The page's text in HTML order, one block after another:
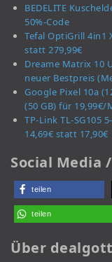
BEDELITE
50%-Code
Tefal OptiGrill 4in1
statt 279,99€
Dreame Matrix 10
neuer Bestpreis
Google Pixel 10a
(50 GB) für
TP-Link TL-SG105
14,69€ statt 17,90€
Social Media
teilen
teilen
Über